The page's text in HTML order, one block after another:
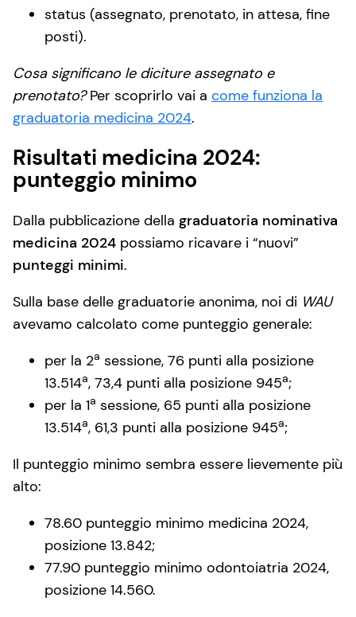
status (assegnato, prenotato, in attesa, fine
posti).
Cosa significano le diciture assegnato e
prenotato?Per scoprirlo vai a come funziona la
graduatoria medicina 2024.
Risultati medicina 2024:
punteggio minimo
Dalla pubblicazione della graduatoria nominativa
medicina 2024 possiamo ricavare i “nuovi”
punteggi minimi.
Sulla base delle graduatorie anonima, noi di WAU
avevamo calcolato come punteggio generale:
per la 2a sessione, 76 punti alla posizione
13.514a, 73,4 punti alla posizione 945a;
per la 1a sessione, 65 punti alla posizione
13.514a, 61,3 punti alla posizione 945a;
Il punteggio minimo sembra essere lievemente più
alto:
78.60 punteggio minimo medicina 2024,
posizione 13.842;
77.90 punteggio minimo odontoiatria 2024,
posizione 14.560.